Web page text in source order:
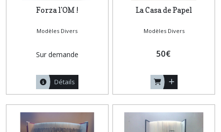
Forza l'OM !
Modèles Divers
Sur demande
Détails
La Casa de Papel
Modèles Divers
50€